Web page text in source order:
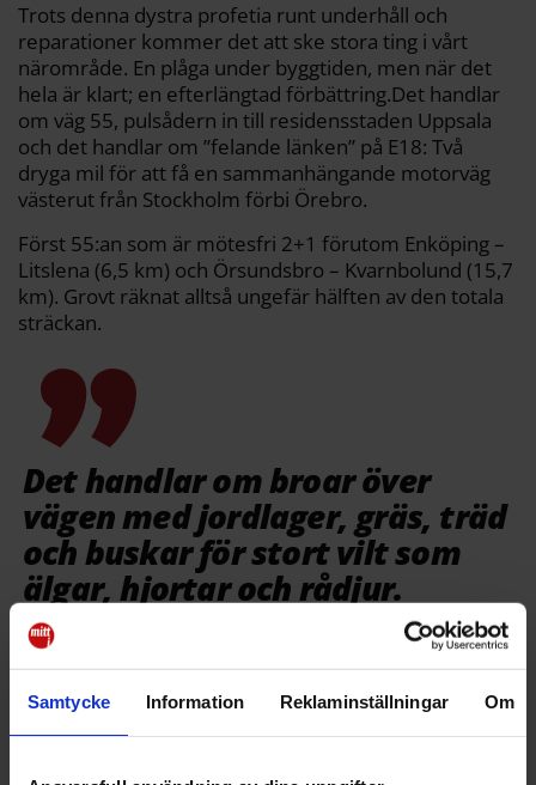
Samtycke Information Reklaminställningar Om
Trots denna dystra profetia runt underhåll och
reparationer kommer det att ske stora ting i vårt
närområde. En plåga under byggtiden, men när det
hela är klart; en efterlängtad förbättring.Det handlar
om väg 55, pulsådern in till residensstaden Uppsala
och det handlar om ”felande länken” på E18: Två
dryga mil för att få en sammanhängande motorväg
västerut från Stockholm förbi Örebro.
Först 55:an som är mötesfri 2+1 förutom Enköping –
Litslena (6,5 km) och Örsundsbro – Kvarnbolund (15,7
km). Grovt räknat alltså ungefär hälften av den totala
sträckan.
Det handlar om broar över
vägen med jord­lager, gräs, träd
och buskar för stort vilt som
älgar, hjortar och rådjur.
Trots sedvanliga prutningar ser det ut att bli något
väldigt fint, där en gångbro över vägen­ i Skolsta
(äntligen!) bara är en liten del.
Efter samråd med boende, med kommun, region och